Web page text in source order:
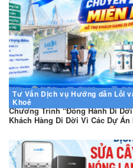
Tư Vấn Dịch vụ Hướng dẫn Lỗi
Khoẻ
Chương Trình “Đồng Hành Di
Khách Hàng Di Dời Vì Các Dự Án